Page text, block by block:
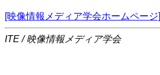
[映像情報メディア学会ホームページ]
ITE / 映像情報メディア学会